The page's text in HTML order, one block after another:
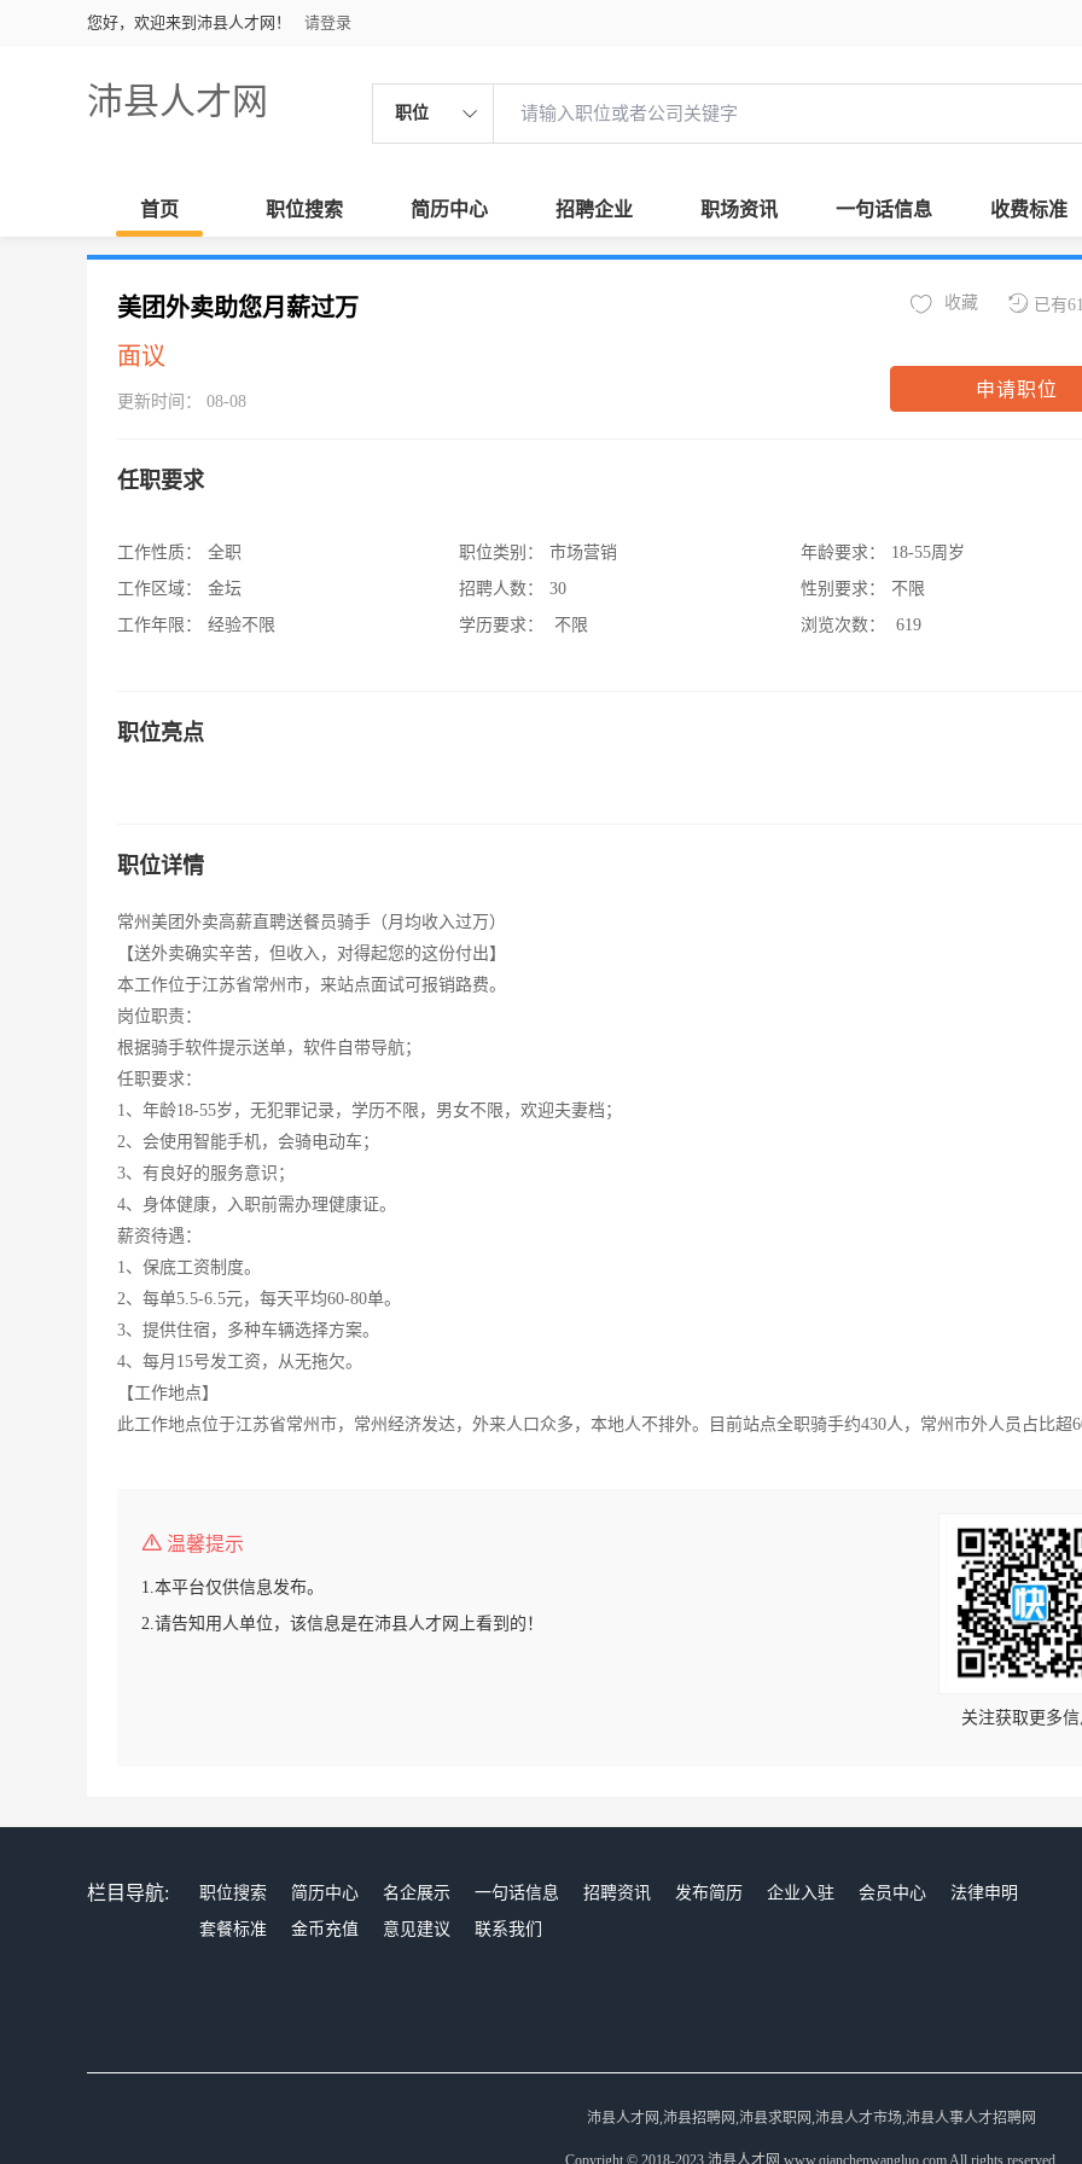
您好，欢迎来到沛县人才网！ 请登录
沛县人才网 职位
首页 职位搜索 简历中心 招聘企业 职场资讯 一句话信息 收费标准
美团外卖助您月薪过万
面议
更新时间： 08-08
已有
收藏
申请职位
任职要求
工作性质：
全职
工作区域：
金坛
工作年限：
经验不限
职位类别：
市场营销
招聘人数：
30
学历要求：
不限
年龄要求：
18-55周岁
性别要求：
不限
浏览次数：
619
职位亮点
职位详情
常州美团外卖高薪直聘送餐员骑手（月均收入过万）
【送外卖确实辛苦，但收入，对得起您的这份付出】
本工作位于江苏省常州市，来站点面试可报销路费。
岗位职责：
根据骑手软件提示送单，软件自带导航；
任职要求：
1、年龄18-55岁，无犯罪记录，学历不限，男女不限，欢迎夫妻档；
2、会使用智能手机，会骑电动车；
3、有良好的服务意识；
4、身体健康，入职前需办理健康证。
薪资待遇：
1、保底工资制度。
2、每单5.5-6.5元，每天平均60-80单。
3、提供住宿，多种车辆选择方案。
4、每月15号发工资，从无拖欠。
【工作地点】
此工作地点位于江苏省常州市，常州经济发达，外来人口众多，本地人不排外。目前站点全职骑手约430人，常州市外人员占比超
温馨提示
1.本平台仅供信息发布。
2.请告知用人单位，该信息是在沛县人才网上看到的！
关注获取更多
栏目导航: 职位搜索 简历中心 名企展示 一句话信息 招聘资讯 发布简历 企业入驻 会员中心
法律申明
套餐标准
金币充值 意见建议 联系我们
沛县人才网,沛县招聘网,沛县求职网,沛县人才市场,沛县人事人才招聘网
Copyright © 2018-2023 沛县人才网 www.qianchenwangluo.com All rights reserved.